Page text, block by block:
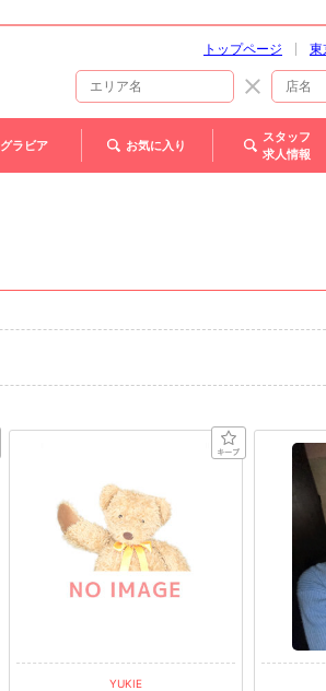
トップページ 東
グラビア お気に入り
スタッフ
求人情報
YUKIE